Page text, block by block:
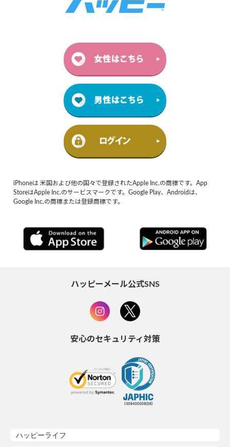
iPhoneは 米国および他の国々で登録されたApple Inc.の商標です。App
StoreはApple Inc.のサービスマークです。Google Play、Androidは、
Google Inc.の商標または登録商標です。
ハッピーメール公式SNS
安心のセキュリティ対策
ハッピーライフ